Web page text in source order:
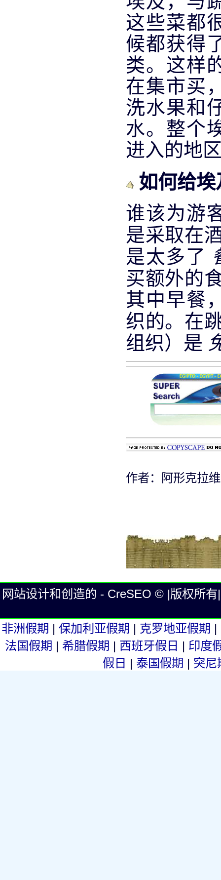
这些菜都
候都获得
类。这样
在集市买
洗水果和
水。整个
进入的地
如何给
谁该为游
是采取在
是太多了
买额外的
其中早餐
织的。在
组织）是
作者：阿形克拉
网站设计和创造的 - CreSEO © |版权所
非洲假期 | 保加利亚假期 | 克罗地亚假期 |
法国假期 | 希腊假期 | 西班牙假日 | 印度
假日 | 泰国假期 | 突